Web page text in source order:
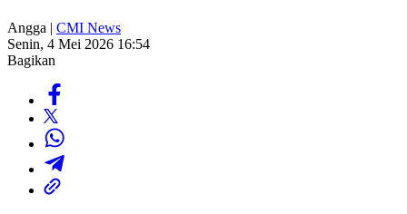
Angga | CMI News
Senin, 4 Mei 2026 16:54
Bagikan